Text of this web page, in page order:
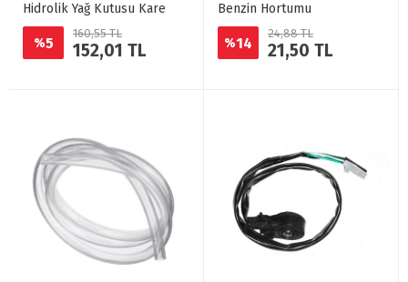
Hidrolik Yağ Kutusu Kare
%5
160,55 TL
152,01 TL
Benzin Hortumu
%14
24,88 TL
21,50 TL